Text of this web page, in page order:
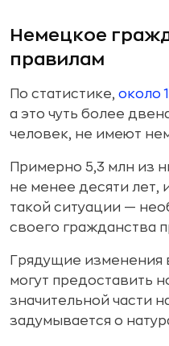
Немецкое
правилам
По статистике, около
а это чуть более
человек, не имеют
Примерно 5,3 млн из
не менее десяти лет,
такой ситуации —
своего гражданства
Грядущие изменения
могут предоставить
значительной части
задумывается о